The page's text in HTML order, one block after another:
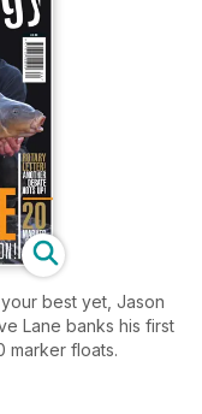
best yet, Jason
Lane banks his first
marker floats.